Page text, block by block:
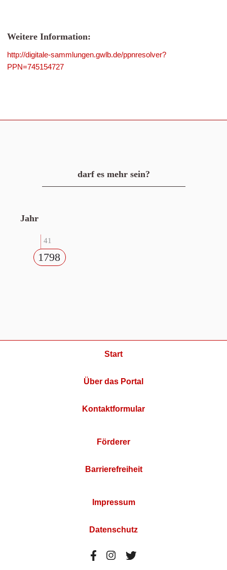
Weitere Information:
http://digitale-sammlungen.gwlb.de/ppnresolver?
PPN=745154727
darf es mehr sein?
Jahr
41
1798
Start
Über das Portal
Kontaktformular
Förderer
Barrierefreiheit
Impressum
Datenschutz